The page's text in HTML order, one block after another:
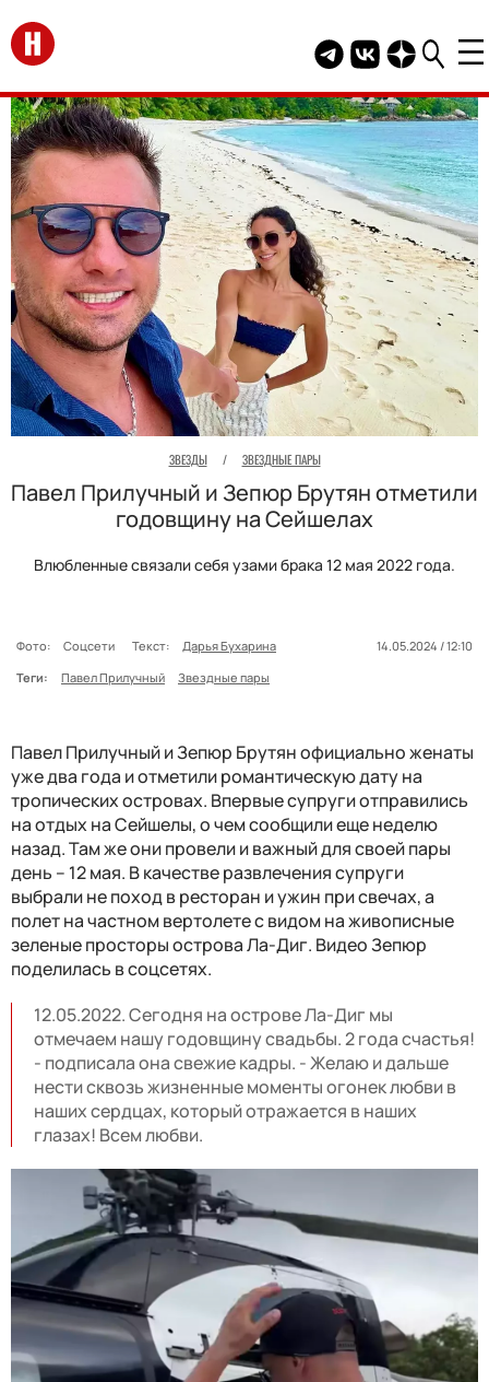
Перейти на главную
Telegram канал
Группа HELLO
Канал
ЗВЕЗДЫ / ЗВЕЗДНЫЕ ПАРЫ
Павел Прилучный и Зепюр Брутян отметили
годовщину на Сейшелах
Влюбленные связали себя узами брака 12 мая 2022 года.
Фото: Соцсети Текст: Дарья Бухарина
14.05.2024 / 12:10
Теги:
Павел Прилучный Звездные пары
Павел Прилучный и Зепюр Брутян официально женаты
уже два года и отметили романтическую дату на
тропических островах. Впервые супруги отправились
на отдых на Сейшелы, о чем сообщили еще неделю
назад. Там же они провели и важный для своей пары
день – 12 мая. В качестве развлечения супруги
выбрали не поход в ресторан и ужин при свечах, а
полет на частном вертолете с видом на живописные
зеленые просторы острова Ла-Диг. Видео Зепюр
поделилась в соцсетях.
12.05.2022. Сегодня на острове Ла-Диг мы
отмечаем нашу годовщину свадьбы. 2 года счастья!
- подписала она свежие кадры. - Желаю и дальше
нести сквозь жизненные моменты огонек любви в
наших сердцах, который отражается в наших
глазах! Всем любви.